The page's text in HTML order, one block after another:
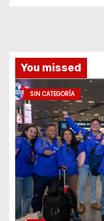
You missed
SIN CATEGORÍA